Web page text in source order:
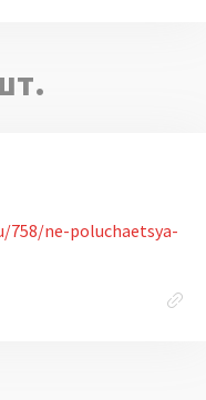
ne-poluchaetsya-